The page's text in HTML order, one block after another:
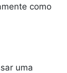
como
uma